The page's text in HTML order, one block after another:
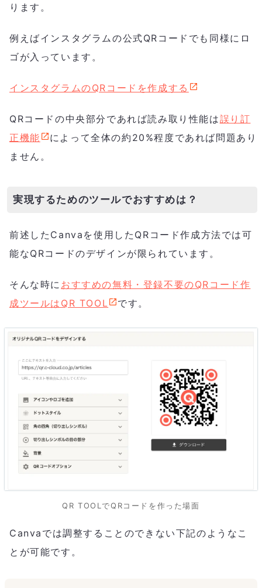
ります。
例えばインスタグラムの公式QRコードでも同様にロ
ゴが入っています。
インスタグラムのQRコードを作成する
QRコードの中央部分であれば読み取り性能は誤り訂
正機能
によって全体の約20%程度であれば問題あり
ません。
実現するためのツールでおすすめは？
前述したCanvaを使用したQRコード作成方法では可
能なQRコードのデザインが限られています。
そんな時に おすすめの無料・登録不要のQRコード作
成ツールはQR TOOL
です。
QR TOOLでQRコードを作った場面
Canvaでは調整することのできない下記のようなこ
とが可能です。